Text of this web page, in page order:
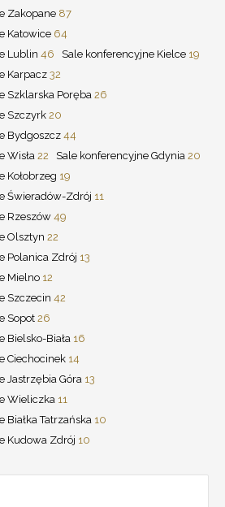
Zakopane 87
Katowice 64
Lublin 46 Sale konferencyjne Kielce 19
Karpacz 32
Szklarska Poręba26
Szczyrk 20
Bydgoszcz 44
Wisła 22 Sale konferencyjne Gdynia 20
Kołobrzeg 19
Świeradów-Zdrój 11
Rzeszów49
Olsztyn 22
Polanica Zdrój 13
Mielno 12
Szczecin 42
Sopot 26
Bielsko-Biała 16
Ciechocinek 14
Jastrzębia Góra 13
Wieliczka 11
Białka Tatrzańska 10
Kudowa Zdrój 10